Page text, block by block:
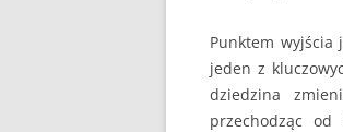
Punktem
jeden z
dziedzina
przechodząc od